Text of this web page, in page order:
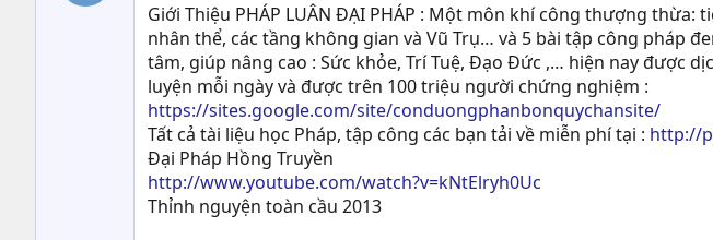
Giới Thiệu PHÁP LUÂN ĐẠI PHÁP : Một môn khí công thượng
nhân thể, các tầng không gian và Vũ Trụ… và 5 bài tập công pháp
tâm, giúp nâng cao : Sức khỏe, Trí Tuệ, Ðạo Ðức ,… hiện nay được
luyện mỗi ngày và được trên 100 triệu người chứng nghiệm :
https://sites.google.com/site/conduongphanbonquychansite/
Tất cả tài liệu học Pháp, tập công các bạn tải về miễn phí tại : http://
Đại Pháp Hồng Truyền
http://www.youtube.com/watch?v=kNtElryh0Uc
Thỉnh nguyện toàn cầu 2013